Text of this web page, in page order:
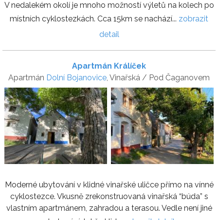
V nedalekém okolí je mnoho možností výletů na kolech po
místních cyklostezkách. Cca 15km se nachází... zobrazit
detail
Apartmán Králíček
Apartmán Dolní Bojanovice, Vinařská / Pod Čaganovem
Moderné ubytování v klidné vinařské uličce přímo na vínné
cyklostezce. Vkusně zrekonstruovaná vinařská “búda” s
vlastním apartmánem, zahradou a terasou. Vedle není jiné